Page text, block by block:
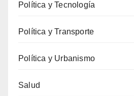
Política y Tecnología
Política y Transporte
Política y Urbanismo
Salud